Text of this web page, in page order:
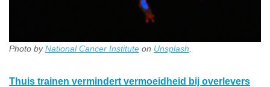
Photo byNational Cancer Institute on Unsplash
Thuis trainen vermindert vermoeidheid bij overlevers